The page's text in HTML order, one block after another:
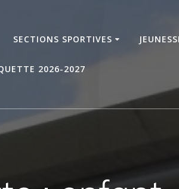
SECTIONS SPORTIVES
2026-2027